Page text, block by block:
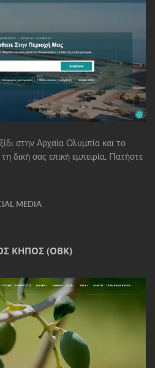
στην Αρχαία Ολυμπία και το
δική σας επική εμπειρία. Πατήστε
MEDIA
ΚΉΠΟΣ (ΟΒΚ)